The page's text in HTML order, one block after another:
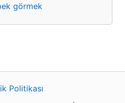
görmek
Politikası